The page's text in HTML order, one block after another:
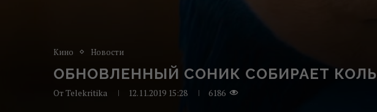
Кино Новости
ОБНОВЛЕННЫЙ СОНИК СОБИРАЕТ
ОтTelekritika 12.11.2019 15:28 6186